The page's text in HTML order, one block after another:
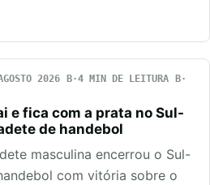
2026
4 MIN DE LEITURA
e fica com a prata no Sul-
de handebol
masculina encerrou o Sul-
com vitória sobre o